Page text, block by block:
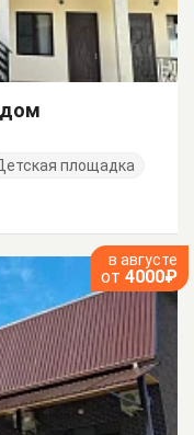
дом
площадка
в августе
от 4000₽